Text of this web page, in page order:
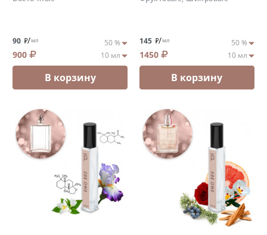
90 /мл
900
В корзину
145 /мл
1450
В корзину